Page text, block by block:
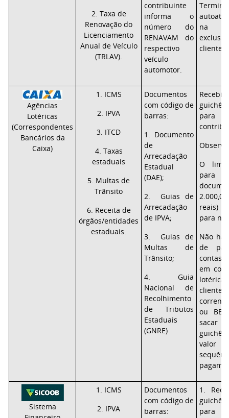
2. Taxa de
Renovação do
Licenciamento
Anual de Veículo
(TRLAV).
contribuinte
informa o
número do
RENAVAM do
respectivo
veículo
automotor.
na
Agências
Lotéricas
(Correspondentes
Bancários da
Caixa)
1. ICMS
2. IPVA
3. ITCD
4. Taxas
estaduais
5. Multas de
Trânsito
6. Receita de
órgãos/entidades
estaduais.
Documentos
com código de
barras:
1. Documento
de
Arrecadação
Estadual
(DAE);
2. Guias de
Arrecadação
de IPVA;
3. Guias de
Multas de
Trânsito;
4. Guia
Nacional de
Recolhimento
de Tributos
Estaduais
(GNRE)
para
O
reais)
para
Não há
de
contas
em
ou BB,
sacar
valor
Sistema
1. ICMS
2. IPVA
Documentos
com código de
barras:
1.
para